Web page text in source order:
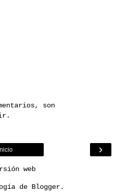
son
›
Inicio
web
de Blogger.